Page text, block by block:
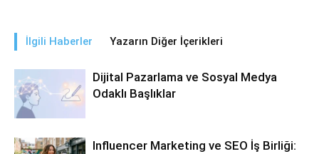
İlgili Haberler Yazarın Diğer İçerikleri
Dijital Pazarlama ve Sosyal Medya
Odaklı Başlıklar
Influencer Marketing ve SEO İş Birliği: